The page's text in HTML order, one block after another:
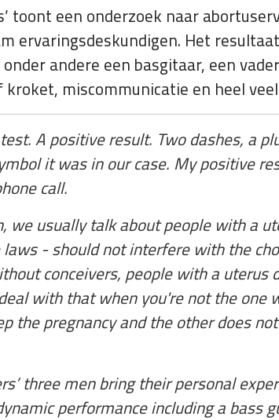
toont een onderzoek naar
ervaringsdeskundigen. Het
andere een basgitaar, een
miscommunicatie en heel
A positive result. Two dashes, a
it was in our case. My positive
call.
we usually talk about people with a
- should not interfere with the
conceivers, people with a uterus
with that when you're not the one
the pregnancy and the other does
three men bring their personal
performance including a bass